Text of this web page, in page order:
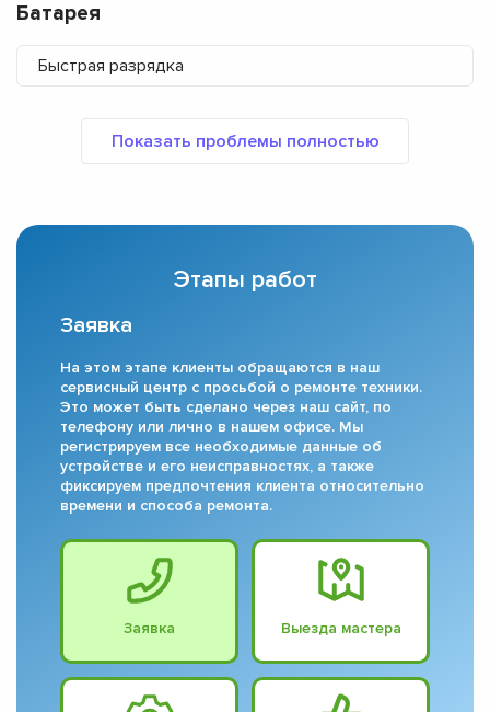
Батарея
Быстрая разрядка
Этапы работ
Заявка
На этом этапе клиенты обращаются в наш
сервисный центр с просьбой о ремонте техники.
Это может быть сделано через наш сайт, по
телефону или лично в нашем офисе. Мы
регистрируем все необходимые данные об
устройстве и его неисправностях, а также
фиксируем предпочтения клиента относительно
времени и способа ремонта.
Заявка Выезда мастера